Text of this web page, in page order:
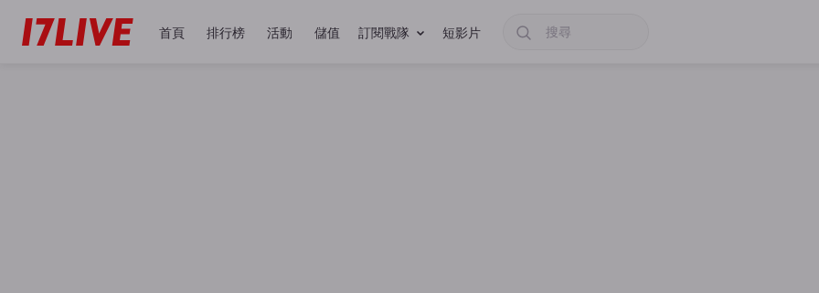
首頁 排行榜 活動 儲值 訂閱戰隊 短影片